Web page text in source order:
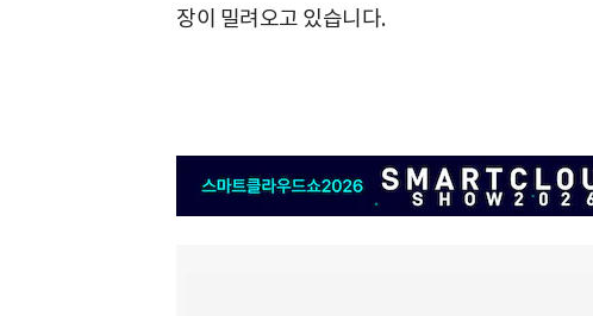
장이 밀려오고 있습니다.